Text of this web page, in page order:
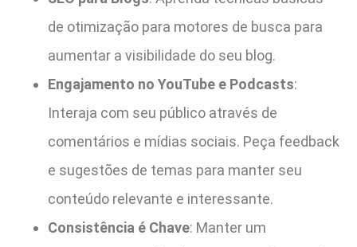
de otimização para motores de busca para
aumentar a visibilidade do seu blog.
Engajamento no YouTube e Podcasts:
Interaja com seu público através de
comentários e mídias sociais. Peça feedback
e sugestões de temas para manter seu
conteúdo relevante e interessante.
Consistência é Chave: Manter um